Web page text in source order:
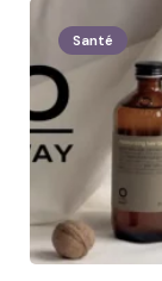
Santé